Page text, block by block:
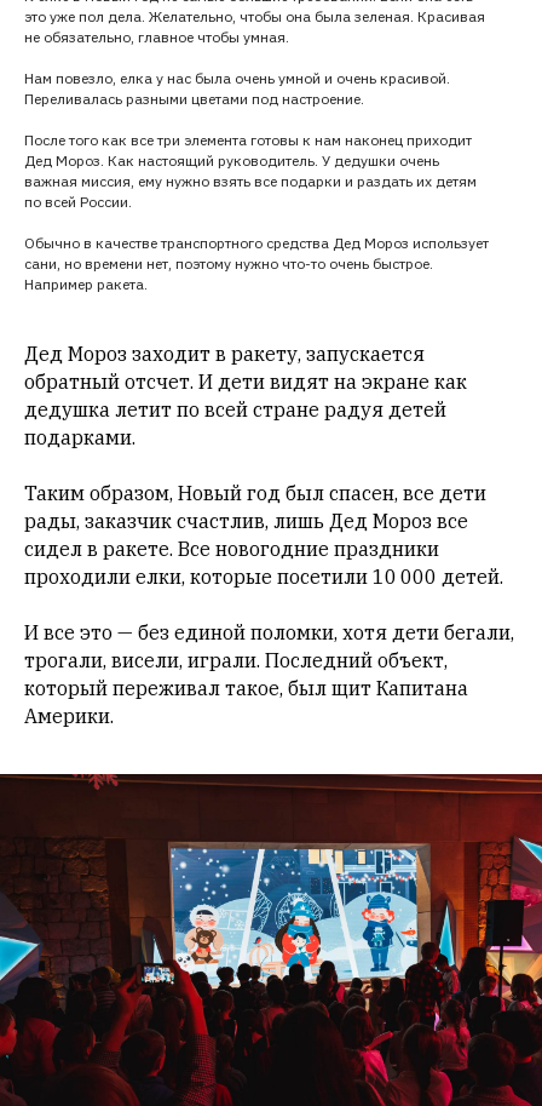
это уже пол дела. Желательно, чтобы она была зеленая. Красивая
не обязательно, главное чтобы умная.
Нам повезло, елка у нас была очень умной и очень красивой.
Переливалась разными цветами под настроение.
После того как все три элемента готовы к нам наконец приходит
Дед Мороз. Как настоящий руководитель. У дедушки очень
важная миссия, ему нужно взять все подарки и раздать их детям
по всей России.
Обычно в качестве транспортного средства Дед Мороз использует
сани, но времени нет, поэтому нужно что-то очень быстрое.
Например ракета.
Дед Мороз заходит в ракету, запускается
обратный отсчет. И дети видят на экране как
дедушка летит по всей стране радуя детей
подарками.
Таким образом, Новый год был спасен, все дети
рады, заказчик счастлив, лишь Дед Мороз все
сидел в ракете. Все новогодние праздники
проходили елки, которые посетили 10 000 детей.
И все это — без единой поломки, хотя дети бегали,
трогали, висели, играли. Последний объект,
который переживал такое, был щит Капитана
Америки.